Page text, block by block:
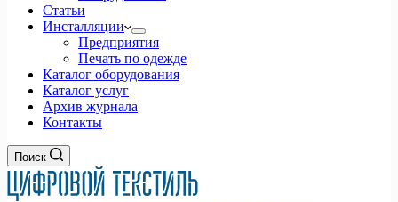
Статьи
Инсталляции
Предприятия
Печать по одежде
Каталог оборудования
Каталог услуг
Архив журнала
Контакты
Поиск